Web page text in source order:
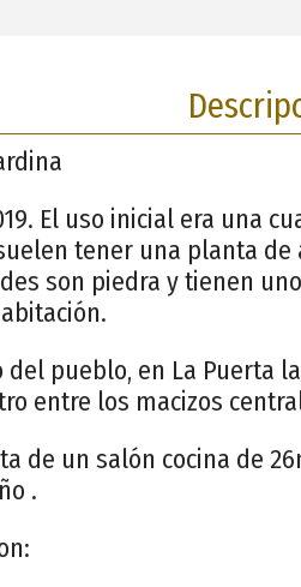
El uso inicial era una
tener una planta
son piedra y tienen
del pueblo, en La Puerta
entre los macizos
de un salón cocina de
.